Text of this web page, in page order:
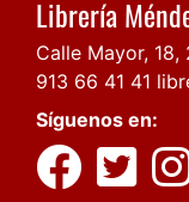
Librería
Calle Mayor,
913 66 41 41
Síguenos en: